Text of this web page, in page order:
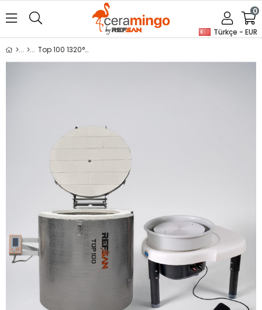
Türkçe - EUR
0
Top 100 1320°C Üstten Kapaklı Fırın + BTH Andromeda Çömlekçi Tornası Fırsat Paketi